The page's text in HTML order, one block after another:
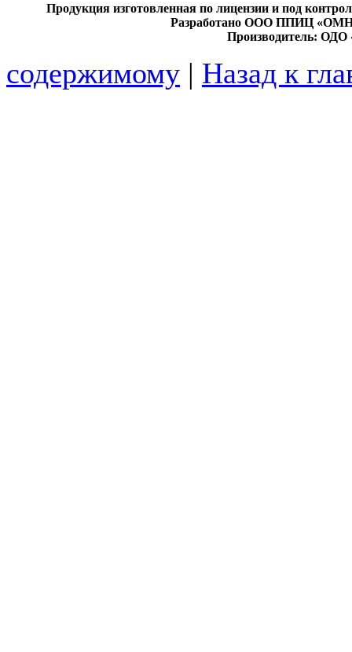
Продукция изготовленная по лицензии и под
Разработано ООО ППИЦ
Производитель: ОДО
содержимому | Назад к